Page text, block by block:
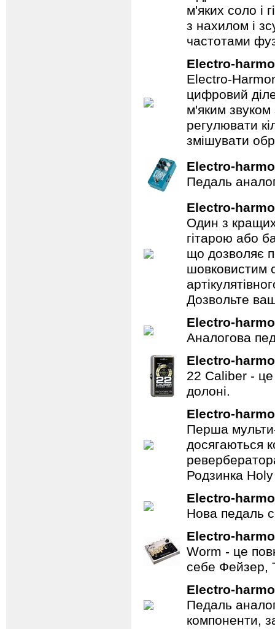
м'яких соло і
з нахилом і
частотами
Electro-
Electro-
цифровий
м'яким
регулювати
змішувати
Electro-
Педаль
Electro-
Один з
гітарою або
що дозволяє
шовковистим
Дозвольте
Electro-
Аналогова
Electro-
22 Caliber - це
долоні.
Electro-
Перша
досягаються
Родзинка
Electro-
Нова педаль
Electro-
Worm - це
себе Фейзер,
Electro-
Педаль
компоненти,